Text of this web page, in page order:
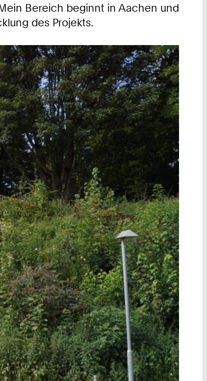
Bereich beginnt in Aachen und
des Projekts.